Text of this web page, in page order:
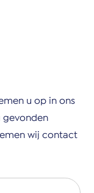
u op in ons
gevonden
wij contact